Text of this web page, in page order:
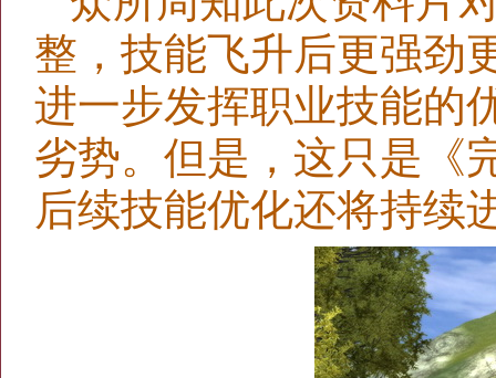
整，技能飞升后更强劲
进一步发挥职业技能的
劣势。但是，这只是《
后续技能优化还将持续